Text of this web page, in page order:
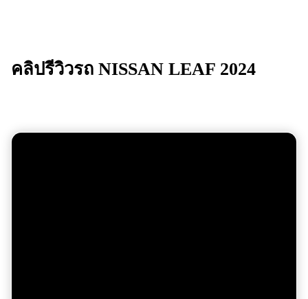
คลิปรีวิวรถ NISSAN LEAF 2024